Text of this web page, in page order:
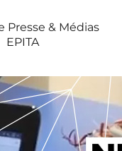
Presse & Médias
EPITA